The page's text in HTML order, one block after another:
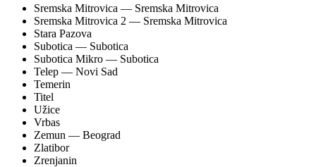
Sremska Mitrovica — Sremska Mitrovica
Sremska Mitrovica 2 — Sremska Mitrovica
Stara Pazova
Subotica — Subotica
Subotica Mikro — Subotica
Telep — Novi Sad
Temerin
Titel
Užice
Vrbas
Zemun — Beograd
Zlatibor
Zrenjanin